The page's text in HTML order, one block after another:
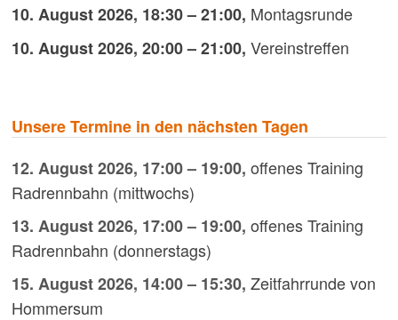
10. August 2026, 18:30– 21:00, Montagsrunde
10. August 2026, 20:00– 21:00, Vereinstreffen
Unsere Termine in den nächsten Tagen
12. August 2026, 17:00– 19:00, offenes Training
Radrennbahn (mittwochs)
13. August 2026, 17:00– 19:00, offenes Training
Radrennbahn (donnerstags)
15. August 2026, 14:00– 15:30, Zeitfahrrunde von
Hommersum